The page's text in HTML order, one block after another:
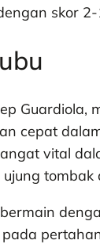
skor 2-
cepat
vital
tombak